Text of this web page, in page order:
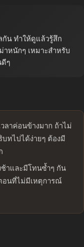
น ทำให้ดูแล้วรู้สึก
หนักๆ เหมาะสำหรับ
ๆ
ลาค่อนข้างมาก ถ้าไม่
บทไปได้ง่ายๆ ต้องมี
าและมีโทนซ้ำๆ กัน
อนที่ไม่มีเหตุการณ์